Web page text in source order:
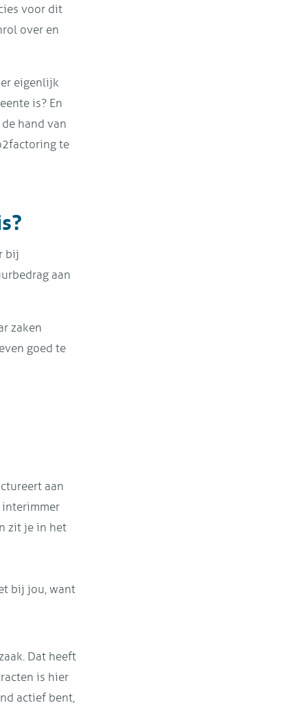
voor dit
over en
eigenlijk
is? En
hand van
te
bij
aan
zaken
goed te
aan
zit je in het
bij jou, want
Dat heeft
is hier
actief bent,